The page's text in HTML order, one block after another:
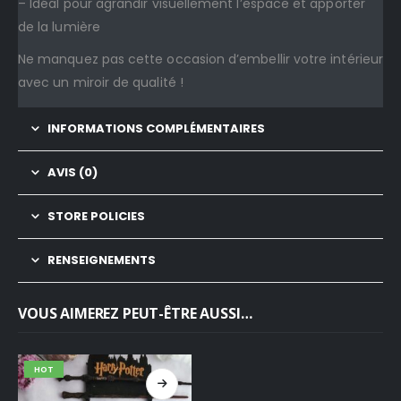
– Idéal pour agrandir visuellement l’espace et apporter
de la lumière
Ne manquez pas cette occasion d’embellir votre intérieur
avec un miroir de qualité !
INFORMATIONS COMPLÉMENTAIRES
AVIS (0)
STORE POLICIES
RENSEIGNEMENTS
VOUS AIMEREZ PEUT-ÊTRE AUSSI…
HOT